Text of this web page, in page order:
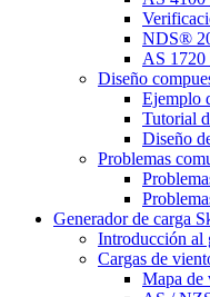
NDS®
AS 1720
Diseño
Ejemplo
Tutorial
Diseño
Problemas
Generador de carga
Introducción al
Cargas de
Mapa de